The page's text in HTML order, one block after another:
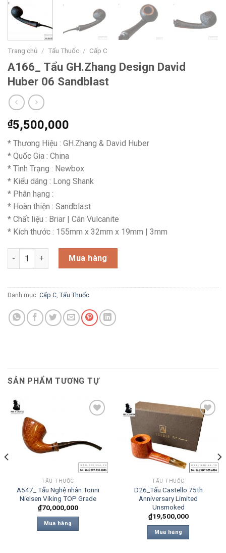
Trang chủ / Tẩu Thuốc / Cấp C
A166_ Tẩu GH.Zhang Design David
Huber 06 Sandblast
₫5,500,000
* Thương Hiệu : GH.Zhang & David Huber
* Quốc Gia : China
* Tình Trạng : Newbox
* Kiểu dáng : Long Shank
* Phân hạng :
* Hoàn thiện : Sandblast
* Chất liệu : Briar | Cán Vulcanite
* Kích thước : 155mm x 32mm x 19mm | 3mm
A166_ Tẩu GH.Zhang Design David Huber 06 Sandblast số
Mua hàng
Danh mục: Cấp C, Tẩu Thuốc
SẢN PHẨM TƯƠNG TỰ
TẨU THUỐC
A547_ Tẩu Nghệ nhân Tonni
Nielsen Viking TOP Grade
₫70,000,000
Mua hàng
Add to
wishlist
TẨU THUỐC
D26_Tẩu Castello 75th
Anniversary Limited
Unsmoked
₫19,500,000
Mua hàng